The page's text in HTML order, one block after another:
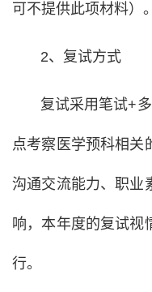
可不提供此项材料）。
2、复试方式
复试采用笔试+
点考察医学预科相关
沟通交流能力、职业
响，本年度的复试视
行。